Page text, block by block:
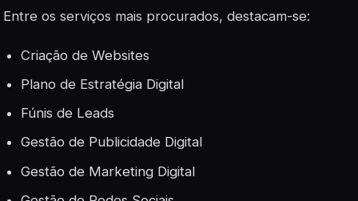
Entre os serviços mais procurados, destacam-se:
Criação de Websites
Plano de Estratégia Digital
Fúnis de Leads
Gestão de Publicidade Digital
Gestão de Marketing Digital